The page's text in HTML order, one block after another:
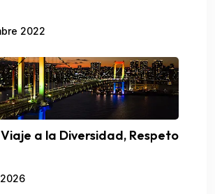
2022
a la Diversidad, Respeto